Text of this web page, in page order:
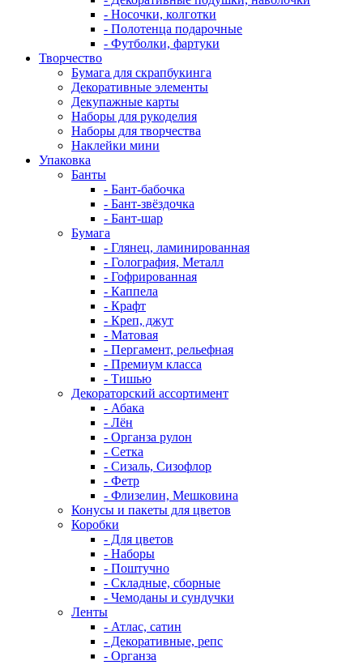
- Носочки, колготки
- Полотенца подарочные
- Футболки, фартуки
Творчество
Бумага для скрапбукинга
Декоративные элементы
Декупажные карты
Наборы для рукоделия
Наборы для творчества
Наклейки мини
Упаковка
Банты
- Бант-бабочка
- Бант-звёздочка
- Бант-шар
Бумага
- Глянец, ламинированная
- Голография, Металл
- Гофрированная
- Каппела
- Крафт
- Креп, джут
- Матовая
- Пергамент, рельефная
- Премиум класса
- Тишью
Декораторский ассортимент
- Абака
- Лён
- Органза рулон
- Сетка
- Сизаль, Сизофлор
- Фетр
- Флизелин, Мешковина
Конусы и пакеты для цветов
Коробки
- Для цветов
- Наборы
- Поштучно
- Складные, сборные
- Чемоданы и сундучки
Ленты
- Атлас, сатин
- Декоративные, репс
- Органза